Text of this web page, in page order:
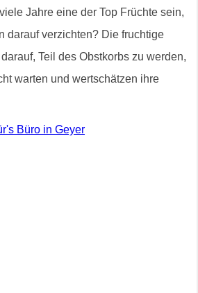
Jahre eine der Top Früchte sein,
darauf verzichten? Die fruchtige
Teil des Obstkorbs zu werden,
warten und wertschätzen ihre
Büro in Geyer